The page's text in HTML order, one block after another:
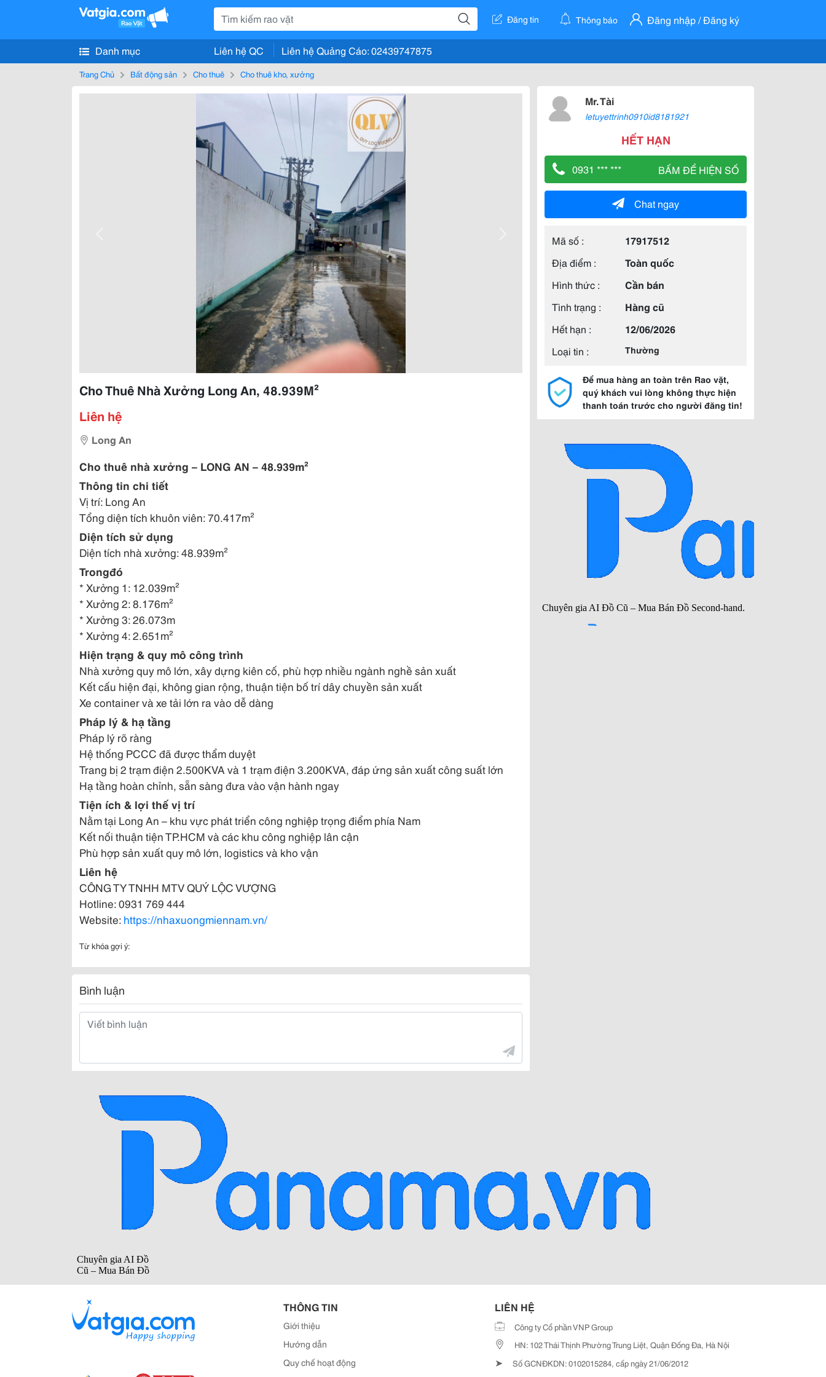
Đăng tin Thông báo Đăng nhập / Đăng ký
Danh mục Liên hệ QC Liên hệ Quảng Cáo: 02439747875
Trang Chủ Bất động sản Cho thuê Cho thuê kho, xưởng
Cho Thuê Nhà Xưởng Long An, 48.939M²
Liên hệ
Long An
Cho thuê nhà xưởng – LONG AN – 48.939m²
Thông tin chi tiết
Vị trí: Long An
Tổng diện tích khuôn viên: 70.417m²
Diện tích sử dụng
Diện tích nhà xưởng: 48.939m²
Trongđó
* Xưởng 1: 12.039m²
* Xưởng 2: 8.176m²
* Xưởng 3: 26.073m
* Xưởng 4: 2.651m²
Hiện trạng & quy mô công trình
Nhà xưởng quy mô lớn, xây dựng kiên cố, phù hợp nhiều ngành nghề sản xuất
Kết cấu hiện đại, không gian rộng, thuận tiện bố trí dây chuyền sản xuất
Xe container và xe tải lớn ra vào dễ dàng
Pháp lý & hạ tầng
Pháp lý rõ ràng
Hệ thống PCCC đã được thẩm duyệt
Trang bị 2 trạm điện 2.500KVA và 1 trạm điện 3.200KVA, đáp ứng sản xuất công suất lớn
Hạ tầng hoàn chỉnh, sẵn sàng đưa vào vận hành ngay
Tiện ích & lợi thế vị trí
Nằm tại Long An – khu vực phát triển công nghiệp trọng điểm phía Nam
Kết nối thuận tiện TP.HCM và các khu công nghiệp lân cận
Phù hợp sản xuất quy mô lớn, logistics và kho vận
Liên hệ
CÔNG TY TNHH MTV QUÝ LỘC VƯỢNG
Hotline: 0931 769 444
Website: https://nhaxuongmiennam.vn/
Từ khóa gợi ý:
Bình luận
Mr. Tài
letuyettrinh0910id8181921
HẾT HẠN
0931 *** *** BẤM ĐỂ HIỆN SỐ
Chat ngay
Mã số :
17917512
Địa điểm :
Toàn quốc
Hình thức :
Cần bán
Tình trạng :
Hàng cũ
Hết hạn :
12/06/2026
Loại tin :
Thường
Để mua hàng an toàn trên Rao vặt,
quý khách vui lòng không thực hiện
thanh toán trước cho người đăng tin!
THÔNG TIN
Giới thiệu
Hướng dẫn
Quy chế hoạt động
LIÊN HỆ
Công ty Cổ phần VNP Group
HN: 102 Thái Thịnh Phường Trung Liệt, Quận Đống Đa, Hà Nội
➤ Số GCNĐKDN: 0102015284, cấp ngày 21/06/2012